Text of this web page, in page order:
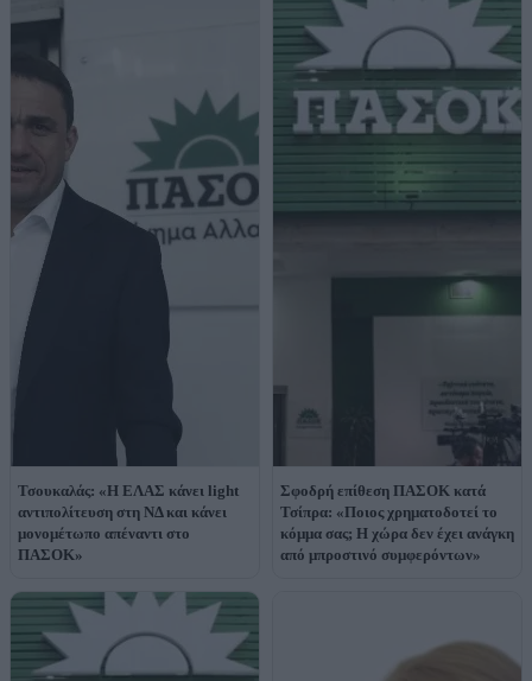
Τσουκαλάς: «Η ΕΛΑΣ κάνει light
αντιπολίτευση στη ΝΔ και κάνει
μονομέτωπο απέναντι στο
ΠΑΣΟΚ»
Σφοδρή επίθεση ΠΑΣΟΚ κατά
Τσίπρα: «Ποιος χρηματοδοτεί το
κόμμα σας; Η χώρα δεν έχει ανάγκη
από μπροστινό συμφερόντων»